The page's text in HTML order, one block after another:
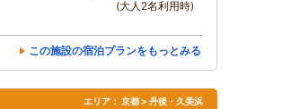
(大人2名利用時)
この施設の宿泊プランをもっとみる
エリア： 京都 > 丹後・久美浜